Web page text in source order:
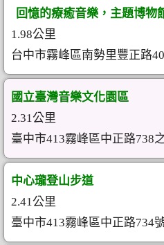
回憶的療癒音樂，主題博物
1.98公里
台中市霧峰區南勢里豐正路
國立臺灣音樂文化園區
2.31公里
臺中市413霧峰區中正路738
中心瓏登山步道
2.41公里
臺中市413霧峰區中正路734